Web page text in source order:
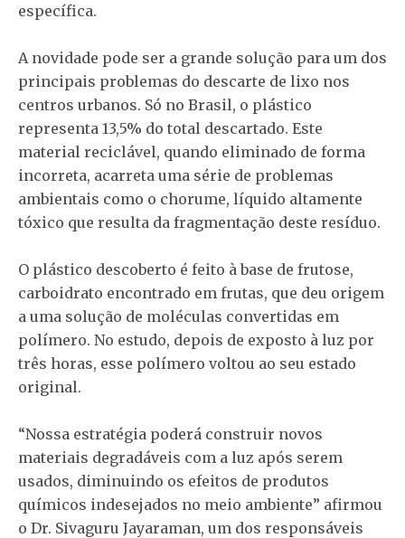
específica.
A novidade pode ser a grande solução para um dos
principais problemas do descarte de lixo nos
centros urbanos. Só no Brasil, o plástico
representa 13,5% do total descartado. Este
material reciclável, quando eliminado de forma
incorreta, acarreta uma série de problemas
ambientais como o chorume, líquido altamente
tóxico que resulta da fragmentação deste resíduo.
O plástico descoberto é feito à base de frutose,
carboidrato encontrado em frutas, que deu origem
a uma solução de moléculas convertidas em
polímero. No estudo, depois de exposto à luz por
três horas, esse polímero voltou ao seu estado
original.
“Nossa estratégia poderá construir novos
materiais degradáveis com a luz após serem
usados, diminuindo os efeitos de produtos
químicos indesejados no meio ambiente” afirmou
o Dr. Sivaguru Jayaraman, um dos responsáveis